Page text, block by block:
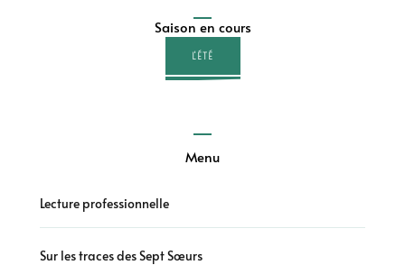
Saison en cours
L'ÉTÉ
Menu
Lecture professionnelle
Sur les traces des Sept Sœurs